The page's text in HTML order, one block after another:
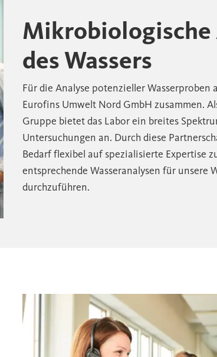
Mikrobiologische
des Wassers
Für die Analyse potenzieller
Eurofins Umwelt Nord GmbH zusammen.
Gruppe bietet das Labor ein breites
Untersuchungen an. Durch diese
Bedarf flexibel auf spezialisierte Expertise
entsprechende Wasseranalysen für unsere
durchzuführen.